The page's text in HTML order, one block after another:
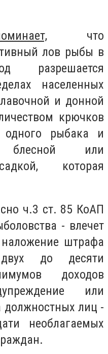
что
лов рыбы в
разрешается
населенных
и донной
крючков
рыбака и
или
которая
ч.3 ст. 85 КоАП
- влечет
штрафа
до десяти
доходов
или
лиц -
необлагаемых